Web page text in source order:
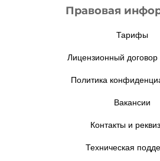
Правовая
Тарифы
Лицензионный
Политика
Вакансии
Контакты и
Техническая